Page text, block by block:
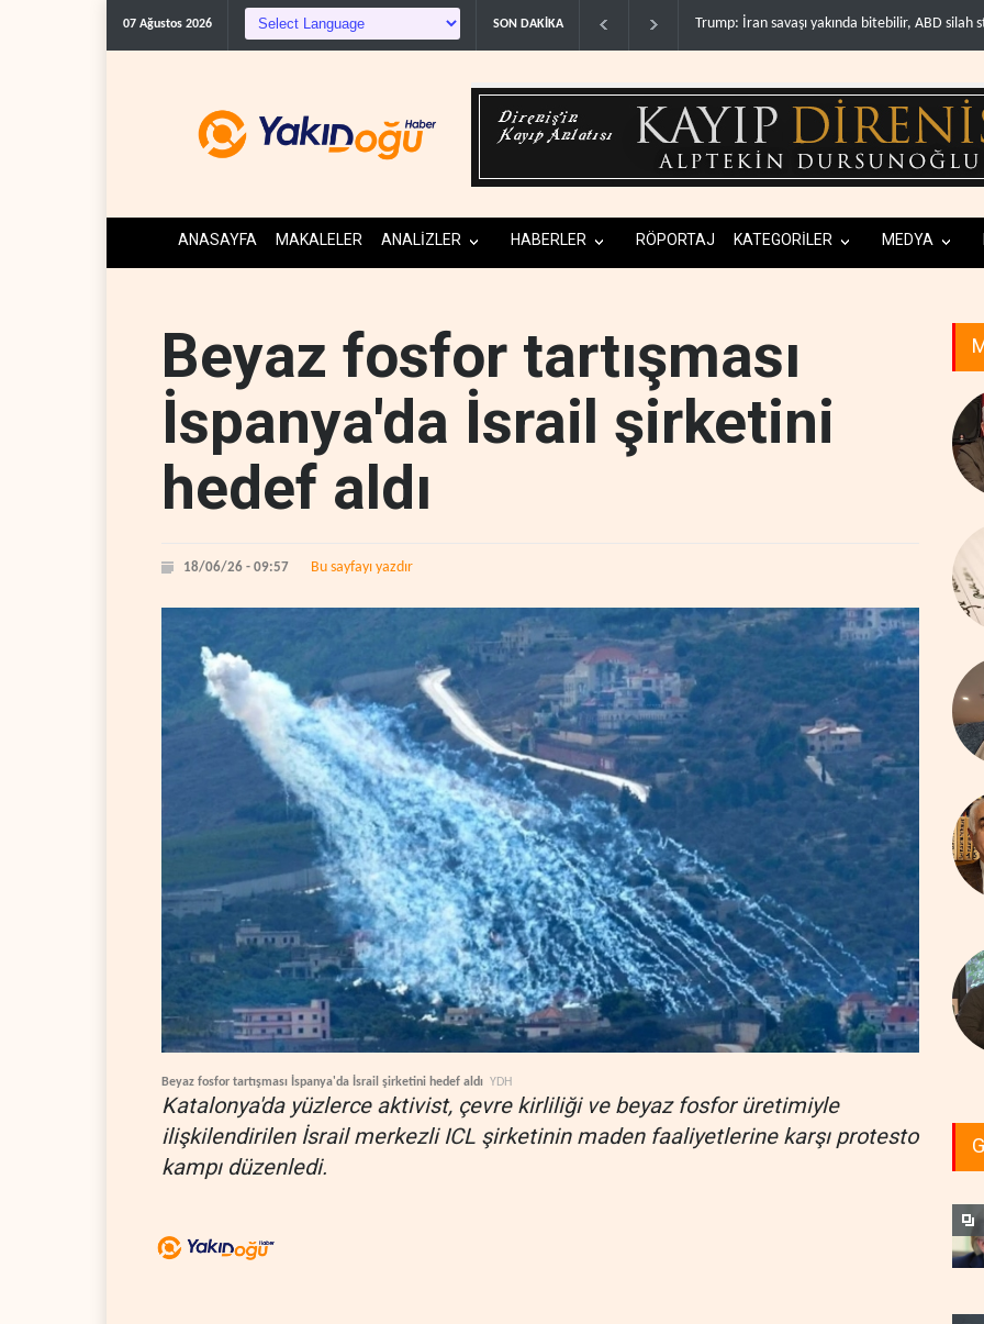
07 Ağustos 2026 SON DAKİKA Gazze'nin yeniden inşası yerine askeri üs
ANASAYFA MAKALELER ANALİZLER HABERLER RÖPORTAJ KATEGORİLER MEDYA
Beyaz fosfor tartışması
İspanya'da İsrail şirketini
hedef aldı
18/06/26 - 09:57 Bu sayfayı yazdır
Beyaz fosfor tartışması İspanya'da İsrail şirketini hedef aldı YDH
Katalonya'da yüzlerce aktivist, çevre kirliliği ve beyaz fosfor üretimiyle
ilişkilendirilen İsrail merkezli ICL şirketinin maden faaliyetlerine karşı protesto
kampı düzenledi.